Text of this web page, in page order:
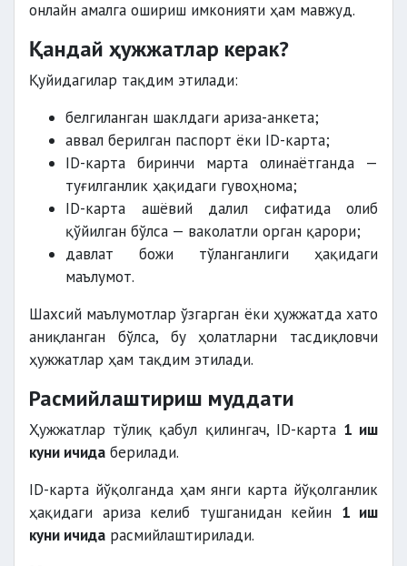
онлайн амалга ошириш имконияти ҳам мавжуд.
Қандай ҳужжатлар керак?
Қуйидагилар тақдим этилади:
белгиланган шаклдаги ариза-анкета;
аввал берилган паспорт ёки ID-карта;
ID-карта биринчи марта олинаётганда —
туғилганлик ҳақидаги гувоҳнома;
ID-карта ашёвий далил сифатида олиб
қўйилган бўлса — ваколатли орган қарори;
давлат божи тўланганлиги ҳақидаги
маълумот.
Шахсий маълумотлар ўзгарган ёки ҳужжатда хато
аниқланган бўлса, бу ҳолатларни тасдиқловчи
ҳужжатлар ҳам тақдим этилади.
Расмийлаштириш муддати
Ҳужжатлар тўлиқ қабул қилингач, ID-карта 1 иш
куни ичида берилади.
ID-карта йўқолганда ҳам янги карта йўқолганлик
ҳақидаги ариза келиб тушганидан кейин 1 иш
куни ичида расмийлаштирилади.